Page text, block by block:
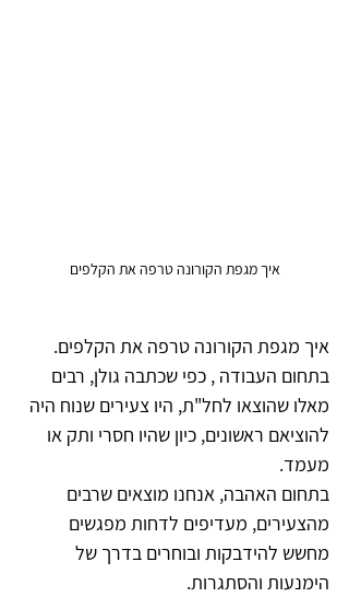
איך מגפת הקורונה טרפה את הקלפים
איך מגפת הקורונה טרפה את הקלפים.
בתחום העבודה , כפי שכתבה גולן, רבים
מאלו שהוצאו לחל"ת, היו צעירים שנוח היה
להוציאם ראשונים, כיון שהיו חסרי ותק או
מעמד.
בתחום האהבה, אנחנו מוצאים שרבים
מהצעירים, מעדיפים לדחות מפגשים
מחשש להידבקות ובוחרים בדרך של
הימנעות והסתגרות.